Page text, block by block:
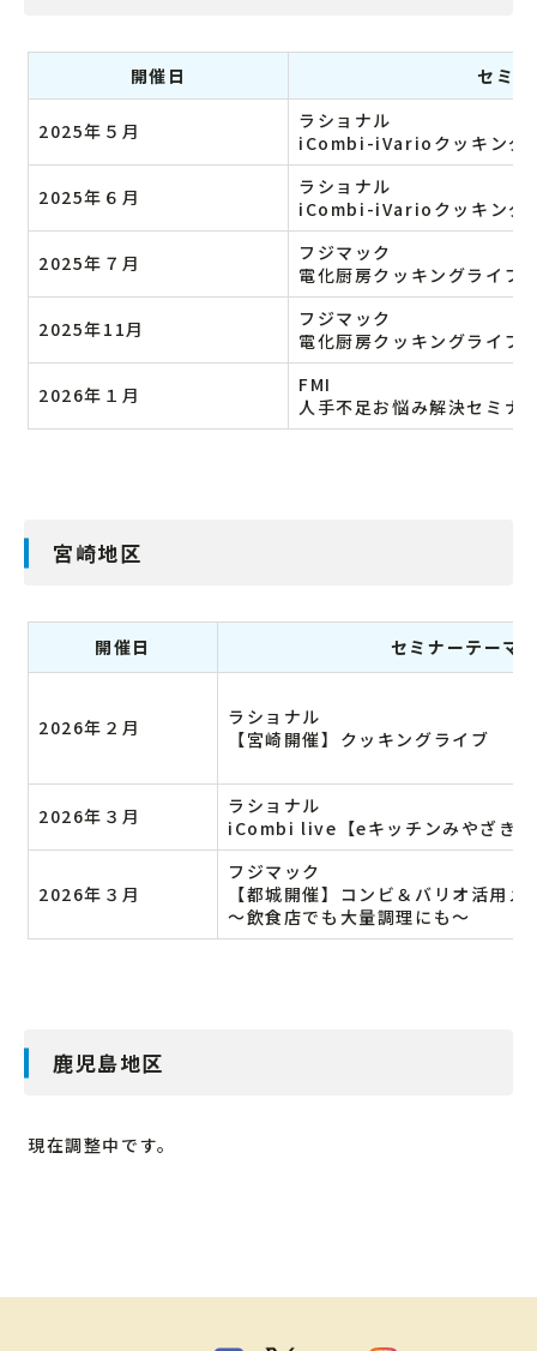
開催日 セミ
2025年５月
ラショナル
iCombi-iVarioクッキング
2025年６月
ラショナル
iCombi-iVarioクッキング
2025年７月
フジマック
電化厨房クッキングライブ
2025年11月
フジマック
電化厨房クッキングライブ
2026年１月
FMI
人手不足お悩み解決セミナ
宮崎地区
開催日 セミナーテーマ
2026年２月
ラショナル
【宮崎開催】クッキングライブ
2026年３月
ラショナル
iCombi live【eキッチンみやざき
2026年３月
フジマック
【都城開催】コンビ＆バリオ活用メ
～飲食店でも大量調理にも～
鹿児島地区
現在調整中です。